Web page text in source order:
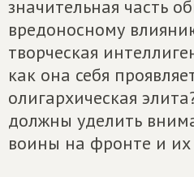
значительная часть
вредоносному
творческая
как она себя
олигархическая
должны уделить
воины на фронте и их